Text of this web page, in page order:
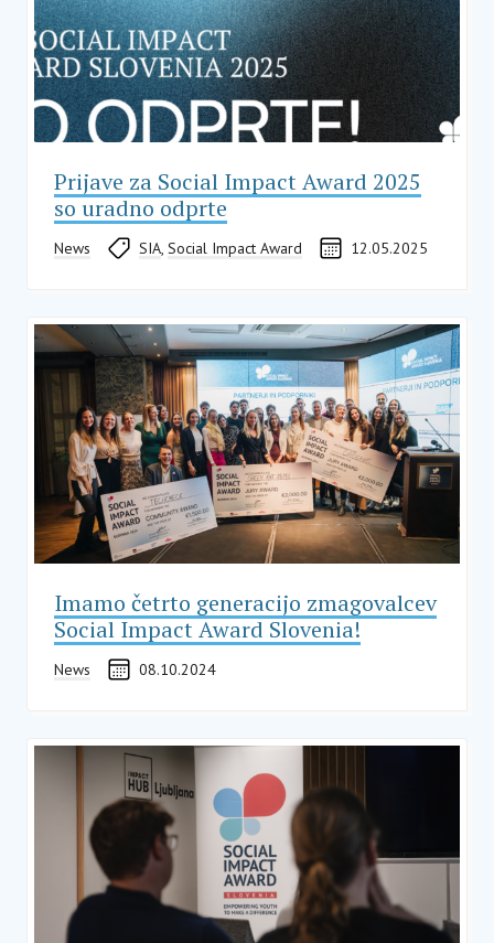
Prijave za Social Impact Award 2025
so uradno odprte
News SIA, Social Impact Award 12.05.2025
Imamo četrto generacijo zmagovalcev
Social Impact Award Slovenia!
News 08.10.2024